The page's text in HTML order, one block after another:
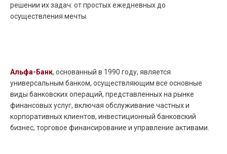
решении их задач: от простых ежедневных до
осуществления мечты.
Альфа-Банк, основанный в 1990 году, является
универсальным банком, осуществляющим все основные
виды банковских операций, представленных на рынке
финансовых услуг, включая обслуживание частных и
корпоративных клиентов, инвестиционный банковский
бизнес, торговое финансирование и управление активами.